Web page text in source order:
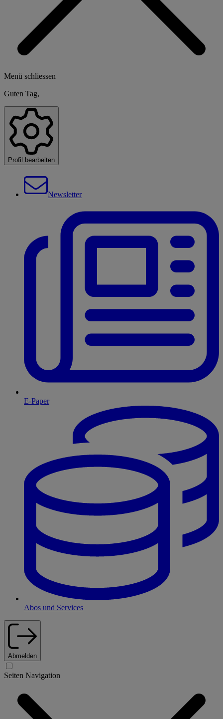
Menü schliessen
Guten Tag,
Profil bearbeiten
Newsletter
E-Paper
Abos und Services
Abmelden
Seiten Navigation